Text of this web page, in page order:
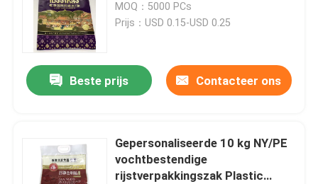
MOQ：5000 PCs
Prijs：USD 0.15-USD 0.25
Beste prijs Contacteer ons
Gepersonaliseerde 10 kg NY/PE
vochtbestendige
rijstverpakkingszak Plastic